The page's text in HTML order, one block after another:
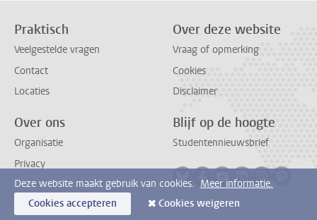
Praktisch
Veelgestelde vragen
Contact
Locaties
Over deze website
Vraag of opmerking
Cookies
Disclaimer
Over ons
Organisatie
Privacy
Blijf op de hoogte
Studentennieuwsbrief
Deze website maakt gebruik van cookies. Meer informatie.
Cookies accepteren
Cookies weigeren